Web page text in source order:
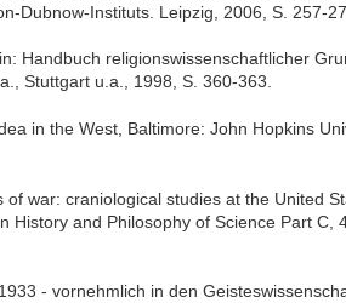
Dubnow-Instituts. Leipzig, 2006, S. 257-
Handbuch religionswissenschaftlicher
Stuttgart u.a., 1998, S. 360-363.
in the West, Baltimore: John Hopkins
war: craniological studies at the United
History and Philosophy of Science Part C,
- vornehmlich in den